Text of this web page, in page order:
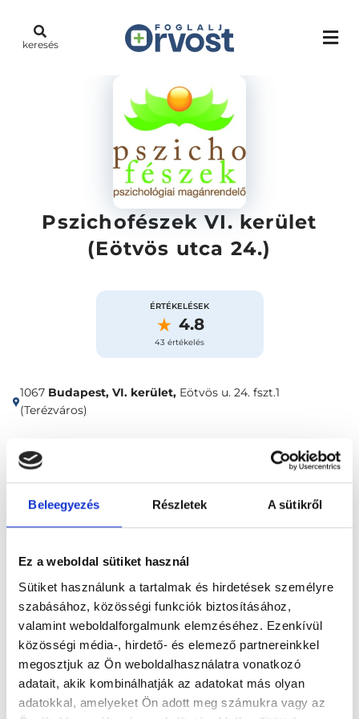
Beleegyezés Részletek A sütikről
Ez a weboldal sütiket használ
Sütiket használunk a tartalmak és hirdetések személyre
szabásához, közösségi funkciók biztosításához,
valamint weboldalforgalmunk elemzéséhez. Ezenkívül
közösségi média-, hirdető- és elemező partnereinkkel
megosztjuk az Ön weboldalhasználatra vonatkozó
adatait, akik kombinálhatják az adatokat más olyan
adatokkal, amelyeket Ön adott meg számukra vagy az
keresés
Pszichofészek VI. kerület
(Eötvös utca 24.)
ÉRTÉKELÉSEK
4.8
43 értékelés
1067 Budapest, VI. kerület, Eötvös u. 24. fszt.1
(Terézváros)
Időpontfoglalás Vélemények
Foglalj időpontot
Összes szakterület
Főoldal Klinikák